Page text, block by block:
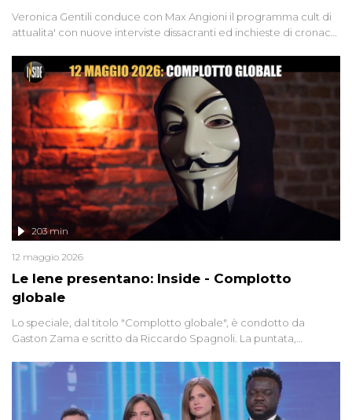
Veronica Gentili conduce con Max Angioni il programma cult di
attualita' con nuove interviste dissacranti ed inchieste di cronaca
Le Iene presentano: Inside - Complotto
globale
203 min
12 maggio 2026
Lo speciale, dal titolo "Complotto globale", è condotto da
Gaston Zama e scritto da Riccardo Spagnoli. La puntata,
racconta l'universo delle narrazioni alternative, dei sospetti
globali e del complottismo che negli ultimi anni hanno invaso
social network, talk show, piazze digitali e immaginario collettivo.